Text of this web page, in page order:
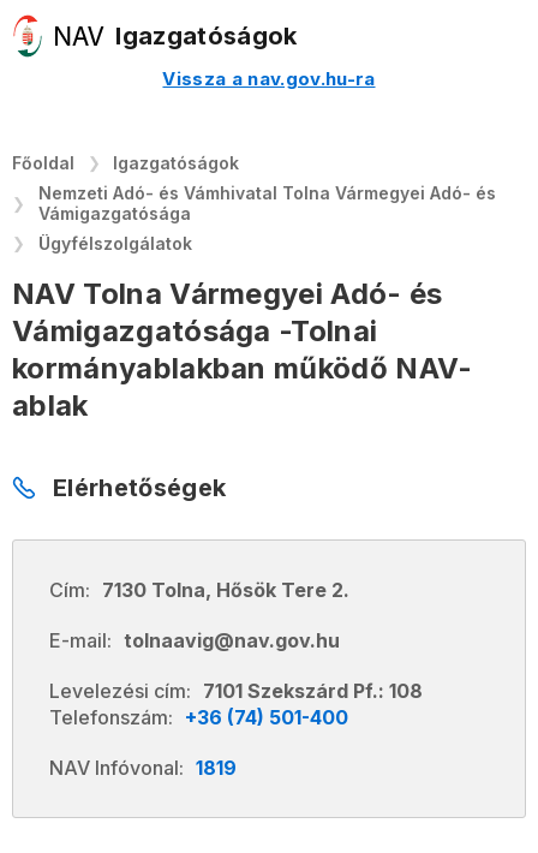
Igazgatóságok
Vissza a nav.gov.hu-ra
Főoldal
Igazgatóságok
Nemzeti Adó- és Vámhivatal Tolna Vármegyei Adó- és
Vámigazgatósága
Ügyfélszolgálatok
NAV Tolna Vármegyei Adó- és
Vámigazgatósága -Tolnai
kormányablakban működő NAV-
ablak
Elérhetőségek
Cím: 7130 Tolna, Hősök Tere 2.
E-mail: tolnaavig@nav.gov.hu
Levelezési cím: 7101 Szekszárd Pf.: 108
Telefonszám: +36 (74) 501-400
NAV Infóvonal: 1819